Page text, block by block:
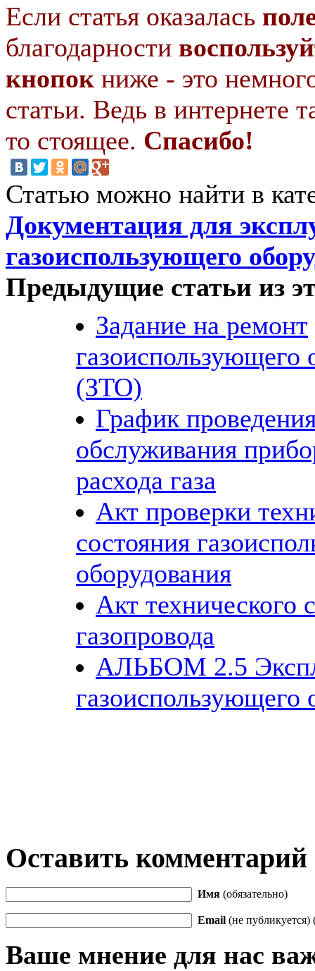
Если статья оказалась
благодарности
кнопок ниже - это
статьи. Ведь в интернете
то стоящее. Спасибо!
Статью можно найти в
Документация для
газоиспользующего
Предыдущие статьи из
Задание на ремонт
газоиспользующего
(ЗТО)
График
обслуживания
расхода газа
Акт проверки
состояния
оборудования
Акт технического
газопровода
АЛЬБОМ 2.5
газоиспользующего
Оставить комментарий
Имя (обязательно)
Email (не публикуется)
Ваше мнение для нас